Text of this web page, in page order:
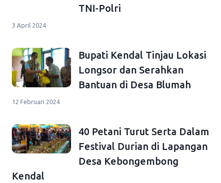
TNI-Polri
3 April 2024
Bupati Kendal Tinjau Lokasi
Longsor dan Serahkan
Bantuan di Desa Blumah
12 Februari 2024
40 Petani Turut Serta Dalam
Festival Durian di Lapangan
Desa Kebongembong
Kendal